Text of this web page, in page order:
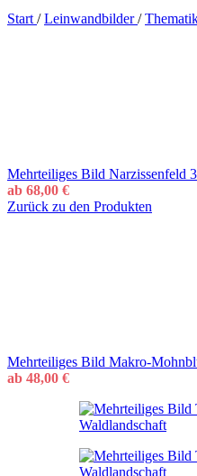
Start / Leinwandbilder/
Mehrteiliges Bild Narzissenfeld
ab 68,00 €
Zurück zu den Produkten
Mehrteiliges Bild Makro-
ab 48,00 €